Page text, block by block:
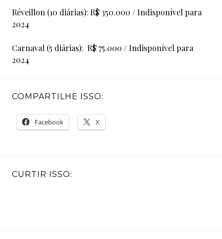
Réveillon (10 diárias): R$ 350.000 / Indisponível para
2024
Carnaval (5 diárias): R$ 75.000 / Indisponível para
2024
COMPARTILHE ISSO:
Facebook X
CURTIR ISSO: